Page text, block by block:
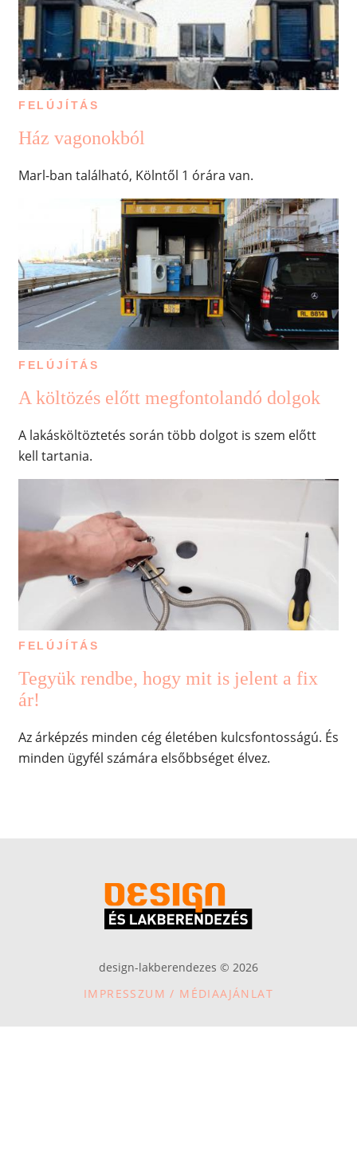
FELÚJÍTÁS
Ház vagonokból
Marl-ban található, Kölntől 1 órára van.
FELÚJÍTÁS
A költözés előtt megfontolandó dolgok
A lakásköltöztetés során több dolgot is szem előtt
kell tartania.
FELÚJÍTÁS
Tegyük rendbe, hogy mit is jelent a fix
ár!
Az árképzés minden cég életében kulcsfontosságú. És
minden ügyfél számára elsőbbséget élvez.
design-lakberendezes © 2026
IMPRESSZUM / MÉDIAAJÁNLAT